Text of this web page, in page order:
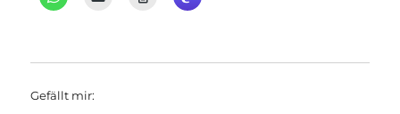
Gefällt mir: